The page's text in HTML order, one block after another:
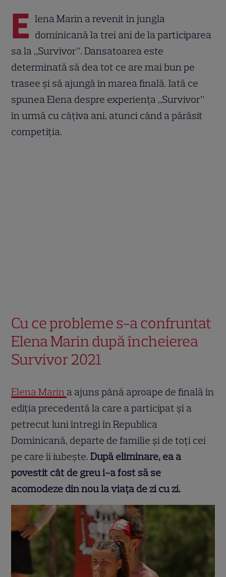
E lena Marin a revenit în jungla
dominicană la trei ani de la participarea
sa la „Survivor”. Dansatoarea este
determinată să dea tot ce are mai bun pe
trasee și să ajungă în marea finală. Iată ce
spunea Elena despre experiența „Survivor”
în urmă cu câțiva ani, atunci când a părăsit
competiția.
Cu ce probleme s-a confruntat
Elena Marin după încheierea
Survivor 2021
Elena Marin a ajuns până aproape de finală în
ediția precedentă la care a participat și a
petrecut luni întregi în Republica
Dominicană, departe de familie și de toți cei
pe care îi iubește.După eliminare, ea a
povestit cât de greu i-a fost să se
acomodeze din nou la viața de zi cu zi.